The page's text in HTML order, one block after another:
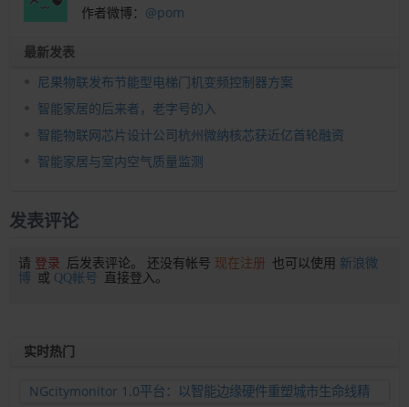
作者微博： @pom
最新发表
尼果物联发布节能型电梯门机变频控制器方案
智能家居的后来者，老字号的入
智能物联网芯片设计公司杭州微纳核芯获近亿首轮融资
智能家居与室内空气质量监测
发表评论
请 登录 后发表评论。 还没有帐号 现在注册 也可以使用 新浪微
博 或 QQ帐号 直接登入。
实时热门
NGcitymonitor 1.0平台：以智能边缘硬件重塑城市生命线精